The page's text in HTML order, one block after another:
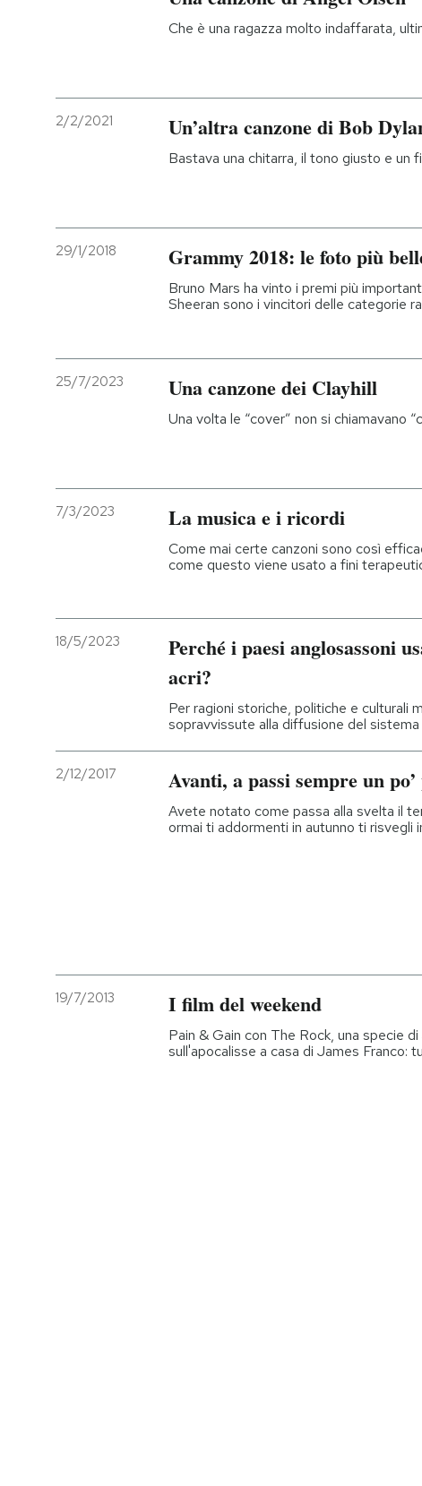
Che è una ragazza molto indaffarata,
2/2/2021 Un’altra canzone di Bob
Bastava una chitarra, il tono giusto e un
29/1/2018 Grammy 2018: le foto più
Bruno Mars ha vinto i premi più
Sheeran sono i vincitori delle categorie
25/7/2023 Una canzone dei Clayhill
Una volta le “cover” non si chiamavano
7/3/2023 La musica e i ricordi
Come mai certe canzoni sono così
come questo viene usato a fini
18/5/2023
Perché i paesi anglosassoni
acri?
Per ragioni storiche, politiche e culturali
sopravvissute alla diffusione del
2/12/2017 Avanti, a passi sempre un
Avete notato come passa alla svelta il
ormai ti addormenti in autunno ti risvegli
19/7/2013 I film del weekend
Pain & Gain con The Rock, una specie
sull'apocalisse a casa di James Franco: